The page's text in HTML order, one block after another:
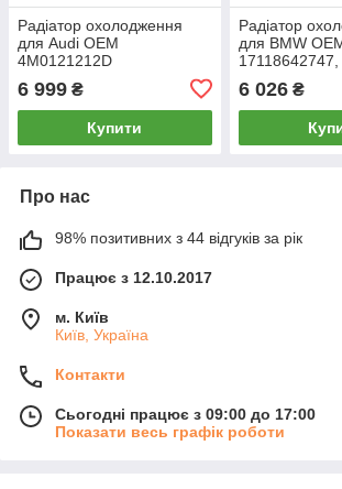
Радіатор охолодження
для Audi OEM
4M0121212D
6 999 ₴
Купити
Радіатор
для BMW
17118642747,
6 026₴
Про нас
98% позитивних з 44 відгуків за рік
Працює з 12.10.2017
м. Київ
Київ, Україна
Контакти
Сьогодні працює з 09:00 до 17:00
Показати весь графік роботи